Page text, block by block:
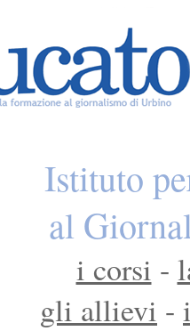
Istituto
al
i corsi -
gli allievi -